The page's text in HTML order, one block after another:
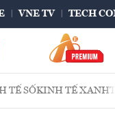
VNE TV TECH
TẾ SỐKINH TẾ XANH